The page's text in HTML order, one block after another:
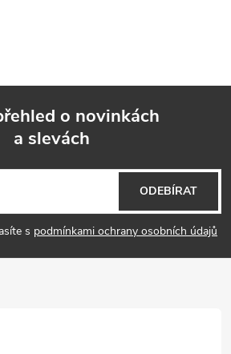
o novinkách
a slevách
s podmínkami ochrany osobních údajů
ODEBÍRAT